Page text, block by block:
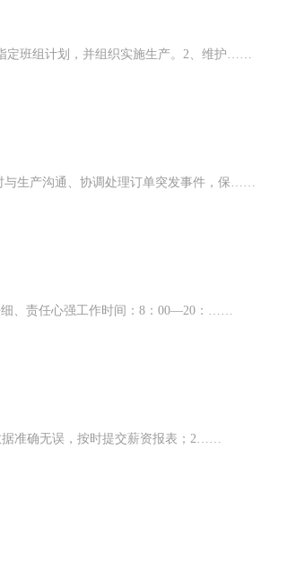
定班组计划，并组织实施生产。2、维护……
生产沟通、协调处理订单突发事件，保……
、责任心强工作时间：8：00—20：……
准确无误，按时提交薪资报表；​2……